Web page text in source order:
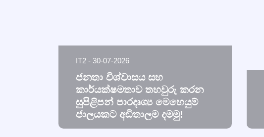
IT2 - 30-07-2026
ජනතා විශ්වාසය සහ
කාර්යක්ෂමතාව තහවුරු කරන
සුපිළිපන් පාරදෘශ්‍ය මෙහෙයුම්
ජාලයකට අඩිතාලම දමමු!